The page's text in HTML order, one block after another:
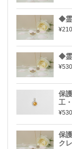
◆霊
◆
保
工
保
ク